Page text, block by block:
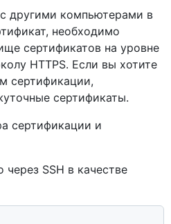
другими компьютерами в
необходимо
сертификатов на уровне
HTTPS. Если вы хотите
сертификации,
сертификаты.
сертификации и
SSH в качестве